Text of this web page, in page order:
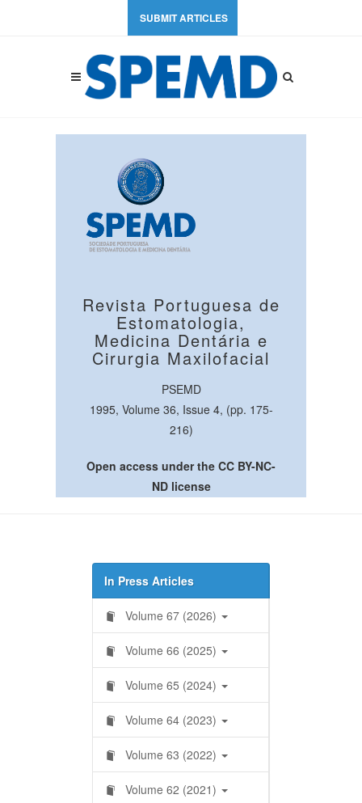
SUBMIT ARTICLES
Revista Portuguesa de
Estomatologia,
Medicina Dentária e
Cirurgia Maxilofacial
PSEMD
1995, Volume 36, Issue 4, (pp. 175-
216)
Open access under the CC BY-NC-
ND license
In Press Articles
Volume 67 (2026)
Volume 66 (2025)
Volume 65 (2024)
Volume 64 (2023)
Volume 63 (2022)
Volume 62 (2021)